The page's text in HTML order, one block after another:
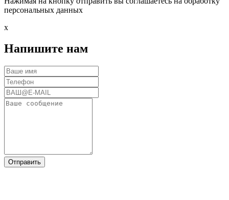
персональных данных
x
Напишите нам